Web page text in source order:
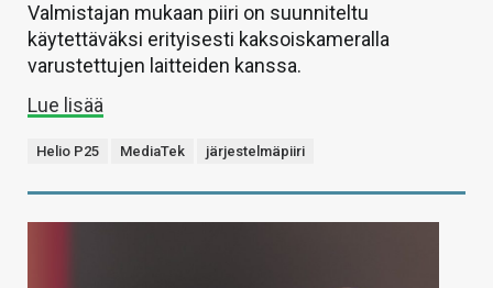
Valmistajan mukaan piiri on suunniteltu
käytettäväksi erityisesti kaksoiskameralla
varustettujen laitteiden kanssa.
Lue lisää
Helio P25 MediaTek järjestelmäpiiri